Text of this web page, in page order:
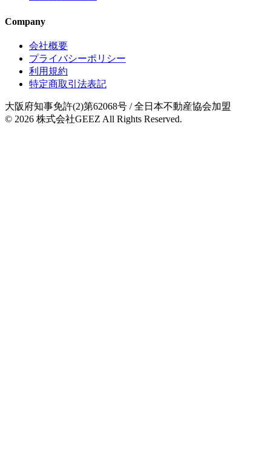
Company
会社概要
プライバシーポリシー
利用規約
特定商取引法表記
大阪府知事免許(2)第62068号 / 全日本不動産協会加盟
© 2026 株式会社GEEZ All Rights Reserved.